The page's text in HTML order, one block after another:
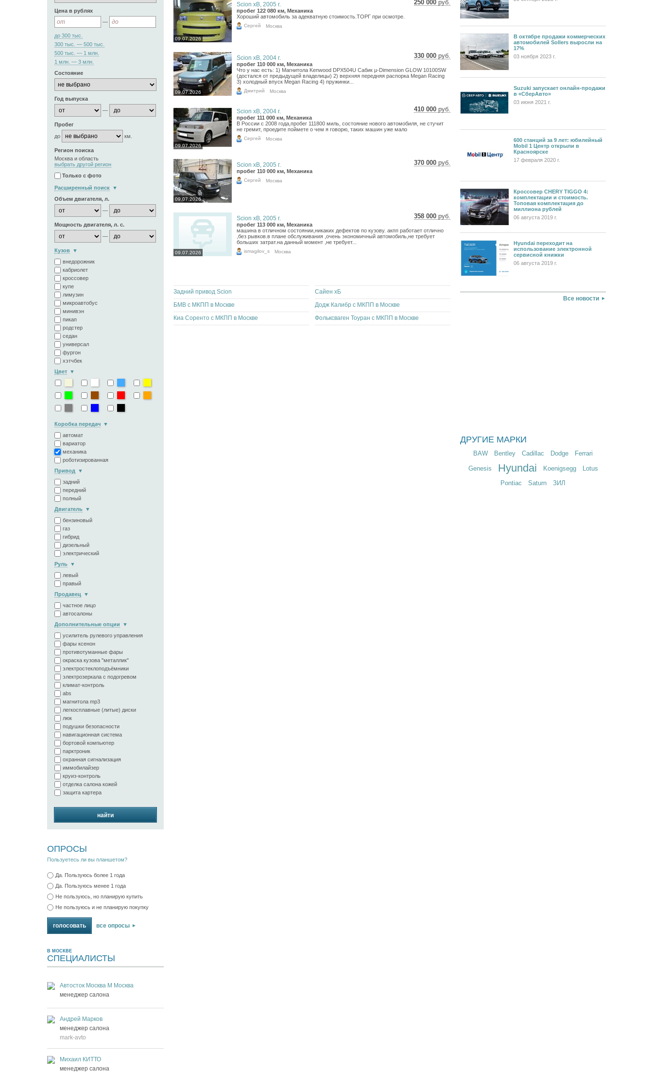
Цена в рублях
—
до 300 тыс.
300 тыс. — 500 тыс.
500 тыс. — 1 млн.
1 млн. — 3 млн.
Состояние
Год выпуска
—
Пробег
до
км.
Регион поиска
Москва и область
выбрать другой регион
Только с фото
Расширенный поиск
Объем двигателя, л.
—
Мощность двигателя, л. с.
—
Кузов
внедорожник
кабриолет
кроссовер
купе
лимузин
микроавтобус
минивэн
пикап
родстер
седан
универсал
фургон
хэтчбек
Цвет
Коробка передач
автомат
вариатор
механика
роботизированная
Привод
задний
передний
полный
Двигатель
бензиновый
газ
гибрид
дизельный
электрический
Руль
левый
правый
Продавец
частное лицо
автосалоны
Дополнительные опции
усилитель рулевого управления
фары ксенон
противотуманные фары
окраска кузова "металлик"
электростеклоподъёмники
электрозеркала с подогревом
климат-контроль
abs
магнитола mp3
легкосплавные (литые) диски
люк
подушки безопасности
навигационная система
бортовой компьютер
парктроник
охранная сигнализация
иммобилайзер
круиз-контроль
отделка салона кожей
защита картера
найти
ОПРОСЫ
Пользуетесь ли вы планшетом?
Да. Пользуюсь более 1 года
Да. Пользуюсь менее 1 года
Не пользуюсь, но планирую купить
Не пользуюсь и не планирую покупку
все опросы
В МОСКВЕ
СПЕЦИАЛИСТЫ
Автосток Москва М Москва
менеджер салона
Андрей Марков
менеджер салона
mark-avto
Михаил КИТТО
менеджер салона
09.07.2026
250 000 руб.
Scion xB, 2005 г.
пробег 122 080 км, Механика
Хороший автомобиль за адекватную стоимость.ТОРГ при осмотре.
Сергей Москва
09.07.2026
330 000 руб.
4 826 €
Scion xB, 2004 г.
пробег 110 000 км, Механика
Что у нас есть: 1) Магнитола Kenwood DPX504U Сабик µ-Dimension GLOW 10100SW
(достался от предыдущей владелицы) 2) верхняя передняя распорка Megan Racing
3) холодный впуск Megan Racing 4) пружинки...
Дмитрий Москва
09.07.2026
410 000 руб.
5 996 €
Scion xB, 2004 г.
пробег 111 000 км, Механика
В Poccии с 2008 года,пробег 111800 миль, состояние нового автомобиля, не стучит
не гремит, проедите поймете о чем я говорю, таких машин уже мало
Сергей Москва
09.07.2026
370 000 руб.
Scion xB, 2005 г.
пробег 110 000 км, Механика
Сергей Москва
09.07.2026
358 000 руб.
5 236 €
Scion xB, 2005 г.
пробег 113 000 км, Механика
машина в отличном состоянии,никаких дефектов по кузову. акпп работает отлично
,без рывков.в плане обслуживания ,очень экономичный автомобиль,не требует
больших затрат.на данный момент ,не требует...
ismagilov_s Москва
Задний привод Scion
Сайен хБ
БМВ с МКПП в Москве
Додж Калибр с МКПП в Москве
Киа Соренто с МКПП в Москве
Фольксваген Тоуран с МКПП в Москве
В октябре продажи коммерческих
автомобилей Sollers выросли на
17%
03 ноября 2023 г.
Suzuki запускает онлайн-продажи
в «СберАвто»
03 июня 2021 г.
600 станций за 9 лет: юбилейный
Mobil 1 Центр открыли в
Красноярске
17 февраля 2020 г.
Кроссовер CHERY TIGGO 4:
комплектации и стоимость.
Топовая комплектация до
миллиона рублей
06 августа 2019 г.
Hyundai переходит на
использование электронной
сервисной книжки
06 августа 2019 г.
Все новости
ДРУГИЕ МАРКИ
BAW Bentley Cadillac Dodge Ferrari
Genesis Hyundai Koenigsegg Lotus
Pontiac Saturn ЗИЛ